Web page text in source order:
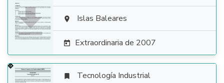
  Islas Baleares
 Extraordinaria de 2007
 Tecnología Industrial